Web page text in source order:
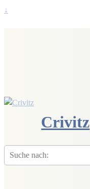
↓
Crivitz
Suche
nach: